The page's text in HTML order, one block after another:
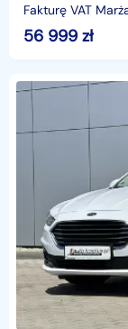
Fakturę VAT
56 999 zł